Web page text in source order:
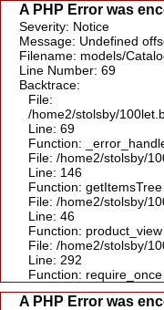
A PHP Error was
Severity: Notice
Message: Undefined
Filename: models/
Line Number: 69
Backtrace:
File:
/home2/stolsby/
Line: 69
Function:
File: /home2/stolsby/
Line: 146
Function: getItemsTree
File: /home2/stolsby/
Line: 46
Function: product_view
File: /home2/stolsby/
Line: 292
Function: require_once
A PHP Error was